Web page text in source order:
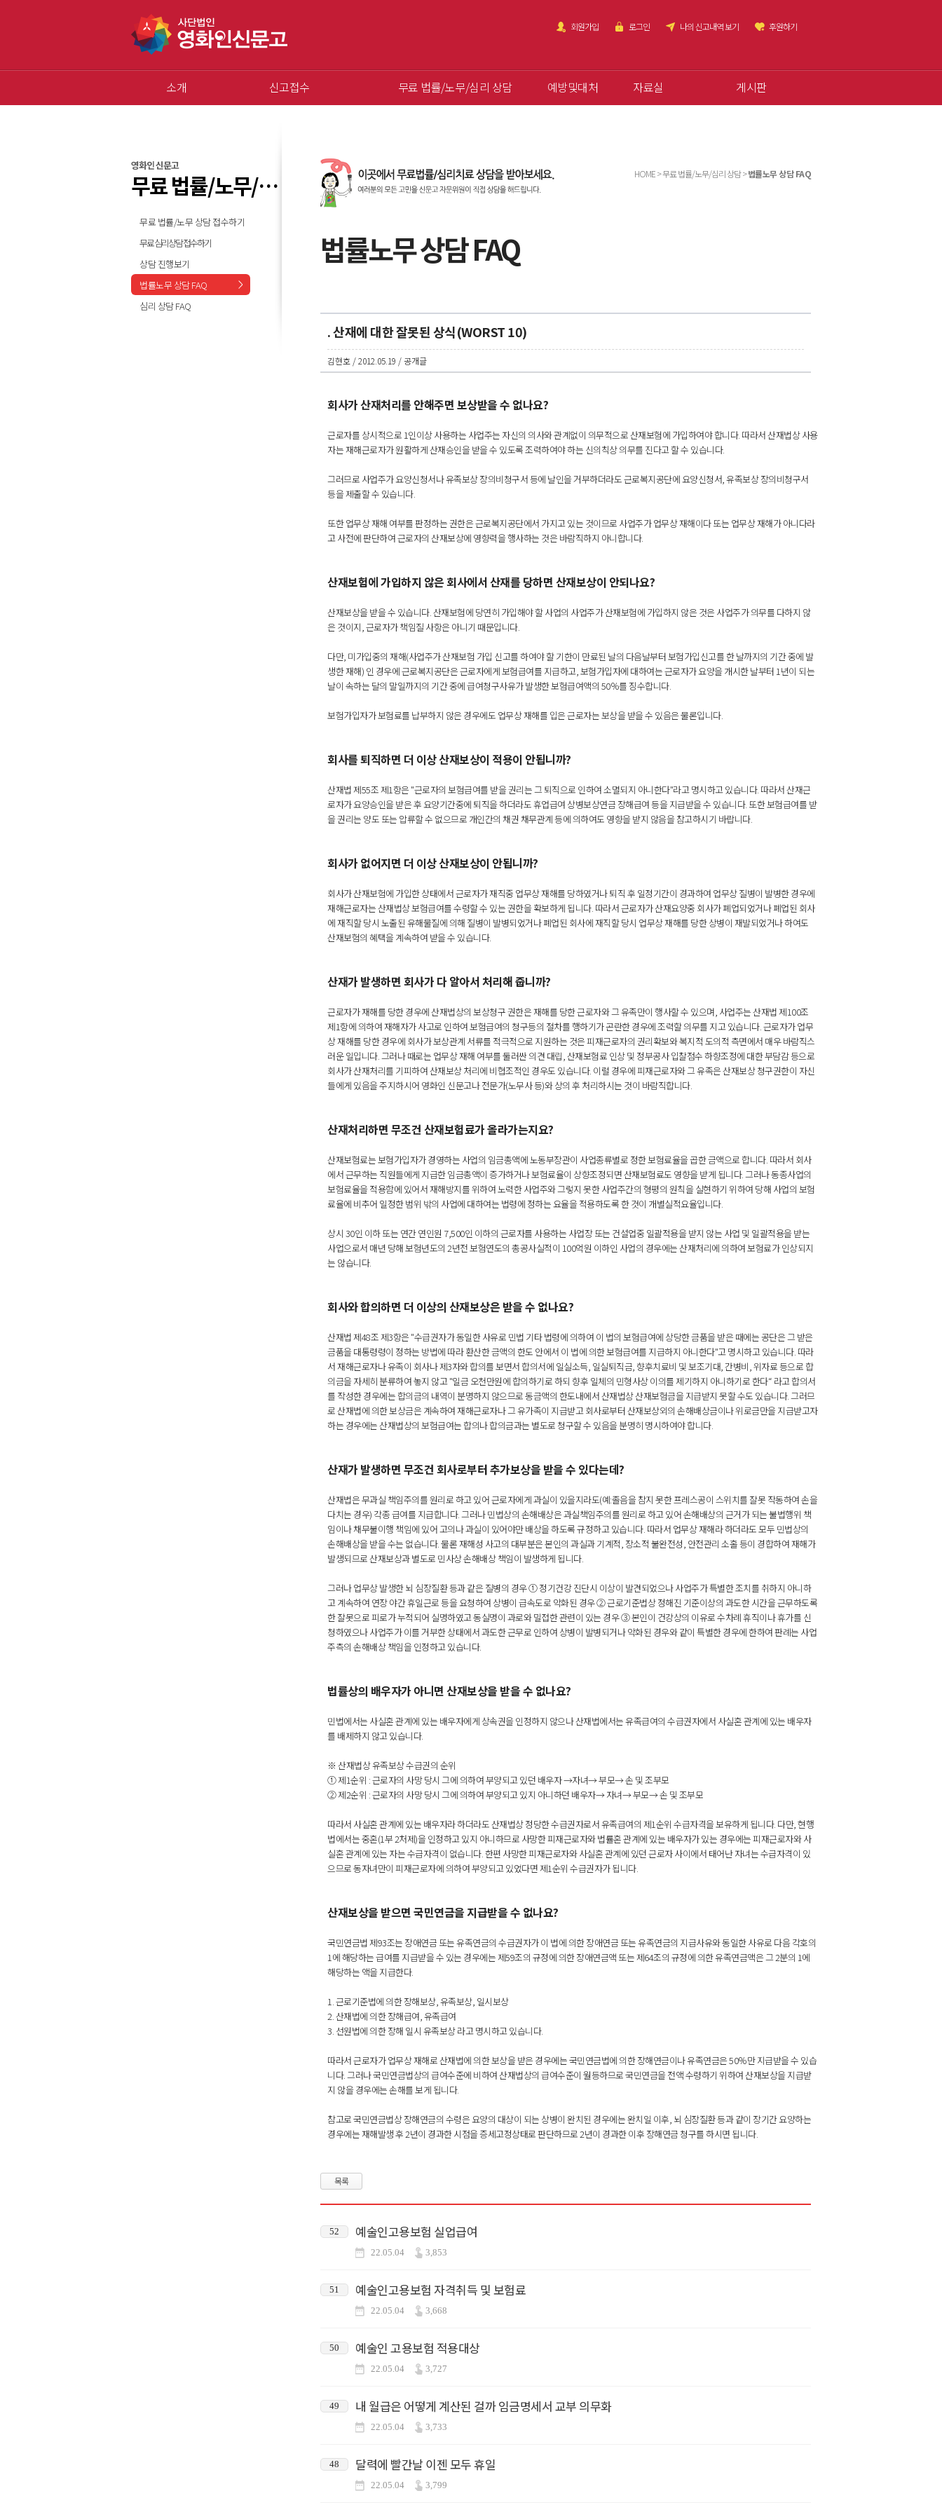
회원가입 로그인 나의 신고내역 보기 후원하기
소개 신고접수 무료 법률/노무/심리 상담 예방및대처 자료실 게시판
영화인 신문고
무료 법률/노무/심리 상담
무료 법률/노무 상담 접수하기
무료 심리상담 접수하기
상담 진행보기
법률노무 상담 FAQ
심리 상담 FAQ
HOME > 무료 법률/노무/심리 상담 >법률노무 상담 FAQ
법률노무 상담 FAQ
. 산재에 대한 잘못된 상식(WORST 10)
김현호 / 2012.05.19 / 공개글
회사가 산재처리를 안해주면 보상받을 수 없나요?
근로자를 상시적으로 1인이상 사용하는 사업주는 자신의 의사와 관계없이 의무적으로 산재보험에 가입하여야 합니다. 따라서 산재법상 사용
자는 재해근로자가 원활하게 산재승인을 받을 수 있도록 조력하여야 하는 신의칙상 의무를 진다고 할 수 있습니다.
그러므로 사업주가 요양신청서나 유족보상 장의비청구서 등에 날인을 거부하더라도 근로복지공단에 요양신청서, 유족보상 장의비청구서
등을 제출할 수 있습니다.
또한 업무상 재해 여부를 판정하는 권한은 근로복지공단에서 가지고 있는 것이므로 사업주가 업무상 재해이다 또는 업무상 재해가 아니다라
고 사전에 판단하여 근로자의 산재보상에 영향력을 행사하는 것은 바람직하지 아니합니다.
산재보험에 가입하지 않은 회사에서 산재를 당하면 산재보상이 안되나요?
산재보상을 받을 수 있습니다. 산재보험에 당연히 가입해야 할 사업의 사업주가 산재보험에 가입하지 않은 것은 사업주가 의무를 다하지 않
은 것이지, 근로자가 책임질 사항은 아니기 때문입니다.
다만, 미가입중의 재해(사업주가 산재보험 가입 신고를 하여야 할 기한이 만료된 날의 다음날부터 보험가입신고를 한 날까지의 기간 중에 발
생한 재해) 인 경우에 근로복지공단은 근로자에게 보험급여를 지급하고, 보험가입자에 대하여는 근로자가 요양을 개시한 날부터 1년이 되는
날이 속하는 달의 말일까지의 기간 중에 급여청구사유가 발생한 보험급여액의 50％를 징수합니다.
보험가입자가 보험료를 납부하지 않은 경우에도 업무상 재해를 입은 근로자는 보상을 받을 수 있음은 물론입니다.
회사를 퇴직하면 더 이상 산재보상이 적용이 안됩니까?
산재법 제55조 제1항은 "근로자의 보험급여를 받을 권리는 그 퇴직으로 인하여 소멸되지 아니한다"라고 명시하고 있습니다. 따라서 산재근
로자가 요양승인을 받은 후 요양기간중에 퇴직을 하더라도 휴업급여 상병보상연금 장해급여 등을 지급받을 수 있습니다. 또한 보험급여를 받
을 권리는 양도 또는 압류할 수 없으므로 개인간의 채권 채무관계 등에 의하여도 영향을 받지 않음을 참고하시기 바랍니다.
회사가 없어지면 더 이상 산재보상이 안됩니까?
회사가 산재보험에 가입한 상태에서 근로자가 재직중 업무상 재해를 당하였거나 퇴직 후 일정기간이 경과하여 업무상 질병이 발병한 경우에
재해근로자는 산재법상 보험급여를 수령할 수 있는 권한을 확보하게 됩니다. 따라서 근로자가 산재요양중 회사가 폐업되었거나 폐업된 회사
에 재직할 당시 노출된 유해물질에 의해 질병이 발병되었거나 폐업된 회사에 재직할 당시 업무상 재해를 당한 상병이 재발되었거나 하여도
산재보험의 혜택을 계속하여 받을 수 있습니다.
산재가 발생하면 회사가 다 알아서 처리해 줍니까?
근로자가 재해를 당한 경우에 산재법상의 보상청구 권한은 재해를 당한 근로자와 그 유족만이 행사할 수 있으며, 사업주는 산재법 제100조
제1항에 의하여 재해자가 사고로 인하여 보험급여의 청구등의 절차를 행하기가 곤란한 경우에 조력할 의무를 지고 있습니다. 근로자가 업무
상 재해를 당한 경우에 회사가 보상관계 서류를 적극적으로 지원하는 것은 피재근로자의 권리확보와 복지적 도의적 측면에서 매우 바람직스
러운 일입니다. 그러나 때로는 업무상 재해 여부를 둘러싼 의견 대립, 산재보험료 인상 및 정부공사 입찰점수 하향조정에 대한 부담감 등으로
회사가 산재처리를 기피하여 산재보상 처리에 비협조적인 경우도 있습니다. 이럴 경우에 피재근로자와 그 유족은 산재보상 청구권한이 자신
들에게 있음을 주지하시어 영화인 신문고나 전문가(노무사 등)와 상의 후 처리하시는 것이 바람직합니다.
산재처리하면 무조건 산재보험료가 올라가는지요?
산재보험료는 보험가입자가 경영하는 사업의 임금총액에 노동부장관이 사업종류별로 정한 보험료율을 곱한 금액으로 합니다. 따라서 회사
에서 근무하는 직원들에게 지급한 임금총액이 증가하거나 보험료율이 상향조정되면 산재보험료도 영향을 받게 됩니다. 그러나 동종사업의
보험료율을 적용함에 있어서 재해방지를 위하여 노력한 사업주와 그렇지 못한 사업주간의 형평의 원칙을 실현하기 위하여 당해 사업의 보험
료율에 비추어 일정한 범위 밖의 사업에 대하여는 법령에 정하는 요율을 적용하도록 한 것이 개별실적요율입니다.
상시 30인 이하 또는 연간 연인원 7,500인 이하의 근로자를 사용하는 사업장 또는 건설업중 일괄적용을 받지 않는 사업 및 일괄적용을 받는
사업으로서 매년 당해 보험년도의 2년전 보험연도의 총공사실적이 100억원 이하인 사업의 경우에는 산재처리에 의하여 보험료가 인상되지
는 않습니다.
회사와 합의하면 더 이상의 산재보상은 받을 수 없나요?
산재법 제48조 제3항은 "수급권자가 동일한 사유로 민법 기타 법령에 의하여 이 법의 보험급여에 상당한 금품을 받은 때에는 공단은 그 받은
금품을 대통령령이 정하는 방법에 따라 환산한 금액의 한도 안에서 이 법에 의한 보험급여를 지급하지 아니한다"고 명시하고 있습니다. 따라
서 재해근로자나 유족이 회사나 제3자와 합의를 보면서 합의서에 일실소득, 일실퇴직금, 향후치료비 및 보조기대, 간병비, 위자료 등으로 합
의금을 자세히 분류하여 놓지 않고 "일금 오천만원에 합의하기로 하되 향후 일체의 민형사상 이의를 제기하지 아니하기로 한다“ 라고 합의서
를 작성한 경우에는 합의금의 내역이 분명하지 않으므로 동금액의 한도내에서 산재법상 산재보험금을 지급받지 못할 수도 있습니다. 그러므
로 산재법에 의한 보상금은 계속하여 재해근로자나 그 유가족이 지급받고 회사로부터 산재보상외의 손해배상금이나 위로금만을 지급받고자
하는 경우에는 산재법상의 보험급여는 합의나 합의금과는 별도로 청구할 수 있음을 분명히 명시하여야 합니다.
산재가 발생하면 무조건 회사로부터 추가보상을 받을 수 있다는데?
산재법은 무과실 책임주의를 원리로 하고 있어 근로자에게 과실이 있을지라도(예:졸음을 참지 못한 프레스공이 스위치를 잘못 작동하여 손을
다치는 경우) 각종 급여를 지급합니다. 그러나 민법상의 손해배상은 과실책임주의를 원리로 하고 있어 손해배상의 근거가 되는 불법행위 책
임이나 채무불이행 책임에 있어 고의나 과실이 있어야만 배상을 하도록 규정하고 있습니다. 따라서 업무상 재해라 하더라도 모두 민법상의
손해배상을 받을 수는 없습니다. 물론 재해성 사고의 대부분은 본인의 과실과 기계적, 장소적 불완전성, 안전관리 소홀 등이 경합하여 재해가
발생되므로 산재보상과 별도로 민사상 손해배상 책임이 발생하게 됩니다.
그러나 업무상 발생한 뇌 심장질환 등과 같은 질병의 경우 ① 정기건강 진단시 이상이 발견되었으나 사업주가 특별한 조치를 취하지 아니하
고 계속하여 연장 야간 휴일근로 등을 요청하여 상병이 급속도로 악화된 경우 ② 근로기준법상 정해진 기준이상의 과도한 시간을 근무하도록
한 잘못으로 피로가 누적되어 실명하였고 동실명이 과로와 밀접한 관련이 있는 경우 ③ 본인이 건강상의 이유로 수차례 휴직이나 휴가를 신
청하였으나 사업주가 이를 거부한 상태에서 과도한 근무로 인하여 상병이 발병되거나 악화된 경우와 같이 특별한 경우에 한하여 판례는 사업
주측의 손해배상 책임을 인정하고 있습니다.
법률상의 배우자가 아니면 산재보상을 받을 수 없나요?
민법에서는 사실혼 관계에 있는 배우자에게 상속권을 인정하지 않으나 산재법에서는 유족급여의 수급권자에서 사실혼 관계에 있는 배우자
를 배제하지 않고 있습니다.
※ 산재법상 유족보상 수급권의 순위
① 제1순위 : 근로자의 사망 당시 그에 의하여 부양되고 있던 배우자 →자녀→ 부모→ 손 및 조부모
② 제2순위 : 근로자의 사망 당시 그에 의하여 부양되고 있지 아니하던 배우자→ 자녀→ 부모→ 손 및 조부모
따라서 사실혼 관계에 있는 배우자라 하더라도 산재법상 정당한 수급권자로서 유족급여의 제1순위 수급자격을 보유하게 됩니다. 다만, 현행
법에서는 중혼(1부 2처제)을 인정하고 있지 아니하므로 사망한 피재근로자와 법률혼 관계에 있는 배우자가 있는 경우에는 피재근로자와 사
실혼 관계에 있는 자는 수급자격이 없습니다. 한편 사망한 피재근로자와 사실혼 관계에 있던 근로자 사이에서 태어난 자녀는 수급자격이 있
으므로 동자녀만이 피재근로자에 의하여 부양되고 있었다면 제1순위 수급권자가 됩니다.
산재보상을 받으면 국민연금을 지급받을 수 없나요?
국민연금법 제93조는 장애연금 또는 유족연금의 수급권자가 이 법에 의한 장애연금 또는 유족연금의 지급사유와 동일한 사유로 다음 각호의
1에 해당하는 급여를 지급받을 수 있는 경우에는 제59조의 규정에 의한 장애연금액 또는 제64조의 규정에 의한 유족연금액은 그 2분의 1에
해당하는 액을 지급한다.
1. 근로기준법에 의한 장해보상, 유족보상, 일시보상
2. 산재법에 의한 장해급여, 유족급여
3. 선원법에 의한 장해 일시 유족보상 라고 명시하고 있습니다.
따라서 근로자가 업무상 재해로 산재법에 의한 보상을 받은 경우에는 국민연금법에 의한 장해연금이나 유족연금은 50％만 지급받을 수 있습
니다. 그러나 국민연금법상의 급여수준에 비하여 산재법상의 급여수준이 월등하므로 국민연금을 전액 수령하기 위하여 산재보상을 지급받
지 않을 경우에는 손해를 보게 됩니다.
참고로 국민연금법상 장해연금의 수령은 요양의 대상이 되는 상병이 완치된 경우에는 완치일 이후, 뇌 심장질환 등과 같이 장기간 요양하는
경우에는 재해발생 후 2년이 경과한 시점을 증세고정상태로 판단하므로 2년이 경과한 이후 장해연금 청구를 하시면 됩니다.
목록
52 예술인고용보험 실업급여
22.05.04 3,853
51 예술인고용보험 자격취득 및 보험료
22.05.04 3,668
50 예술인 고용보험 적용대상
22.05.04 3,727
49 내 월급은 어떻게 계산된 걸까 임금명세서 교부 의무화
22.05.04 3,733
48 달력에 빨간날 이젠 모두 휴일
22.05.04 3,799